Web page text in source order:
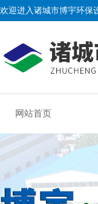
欢迎进入诸城市博宇环保
网站首页